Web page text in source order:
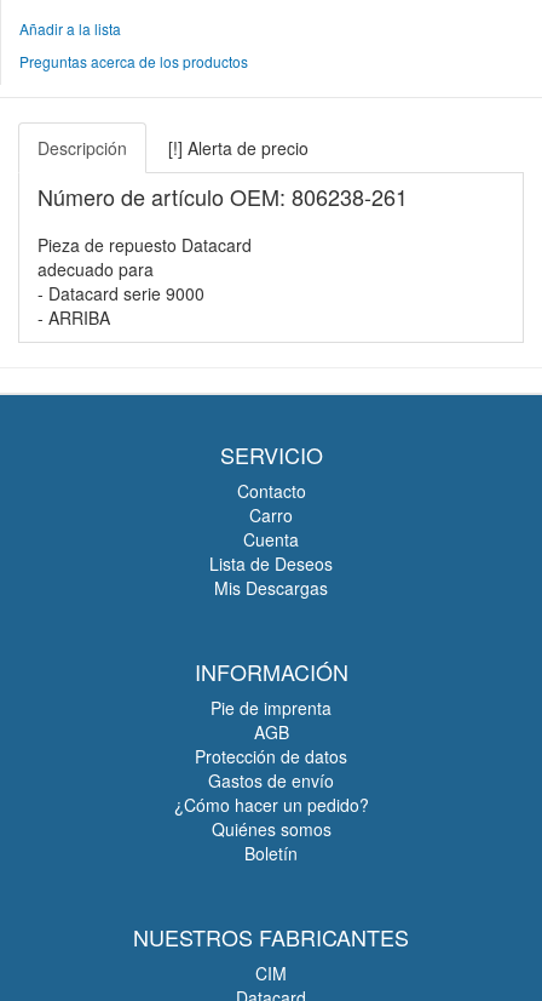
Añadir a la lista
Preguntas acerca de los productos
Descripción [!] Alerta de precio
Número de artículo OEM: 806238-261
Pieza de repuesto Datacard
adecuado para
- Datacard serie 9000
- ARRIBA
SERVICIO
Contacto
Carro
Cuenta
Lista de Deseos
Mis Descargas
INFORMACIÓN
Pie de imprenta
AGB
Protección de datos
Gastos de envío
¿Cómo hacer un pedido?
Quiénes somos
Boletín
NUESTROS FABRICANTES
CIM